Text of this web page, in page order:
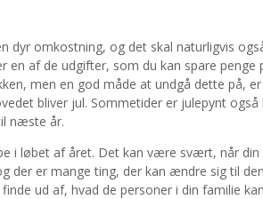
dyr omkostning, og det skal naturligvis
en af de udgifter, som du kan spare
men en god måde at undgå dette på,
bliver jul. Sommetider er julepynt
næste år.
i løbet af året. Det kan være svært, når
der er mange ting, der kan ændre sig til
ud af, hvad de personer i din familie